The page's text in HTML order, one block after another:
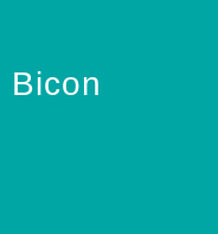
Bicon